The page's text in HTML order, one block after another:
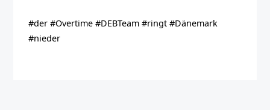
#der #Overtime #DEBTeam #ringt #Dänemark
#nieder